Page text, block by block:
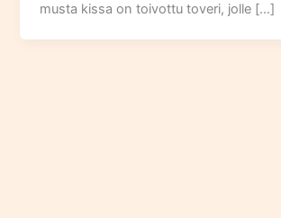
musta kissa on toivottu toveri, jolle […]